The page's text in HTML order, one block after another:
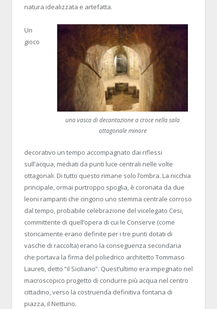
natura idealizzata e artefatta.
una vasca di decantazione a croce nella sala
ottagonale minore
Un
gioco
decorativo un tempo accompagnato dai riflessi
sull’acqua, mediati da punti luce centrali nelle volte
ottagonali. Di tutto questo rimane solo l’ombra. La nicchia
principale, ormai purtroppo spoglia, è coronata da due
leoni rampanti che cingono uno stemma centrale corroso
dal tempo, probabile celebrazione del vicelegato Cesi,
committente di quell’opera di cui le Conserve (come
storicamente erano definite per i tre punti dotati di
vasche di raccolta) erano la conseguenza secondaria
che portava la firma del poliedrico architetto Tommaso
Laureti, detto “il Siciliano”. Quest’ultimo era impegnato nel
macroscopico progetto di condurre più acqua nel centro
cittadino, verso la costruenda definitiva fontana di
piazza, il Nettuno.